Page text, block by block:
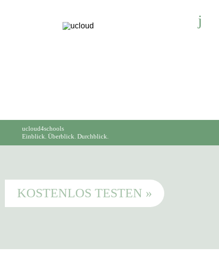
ucloud4schools
Einblick. Überblick. Durchblick.
KOSTENLOS TESTEN »